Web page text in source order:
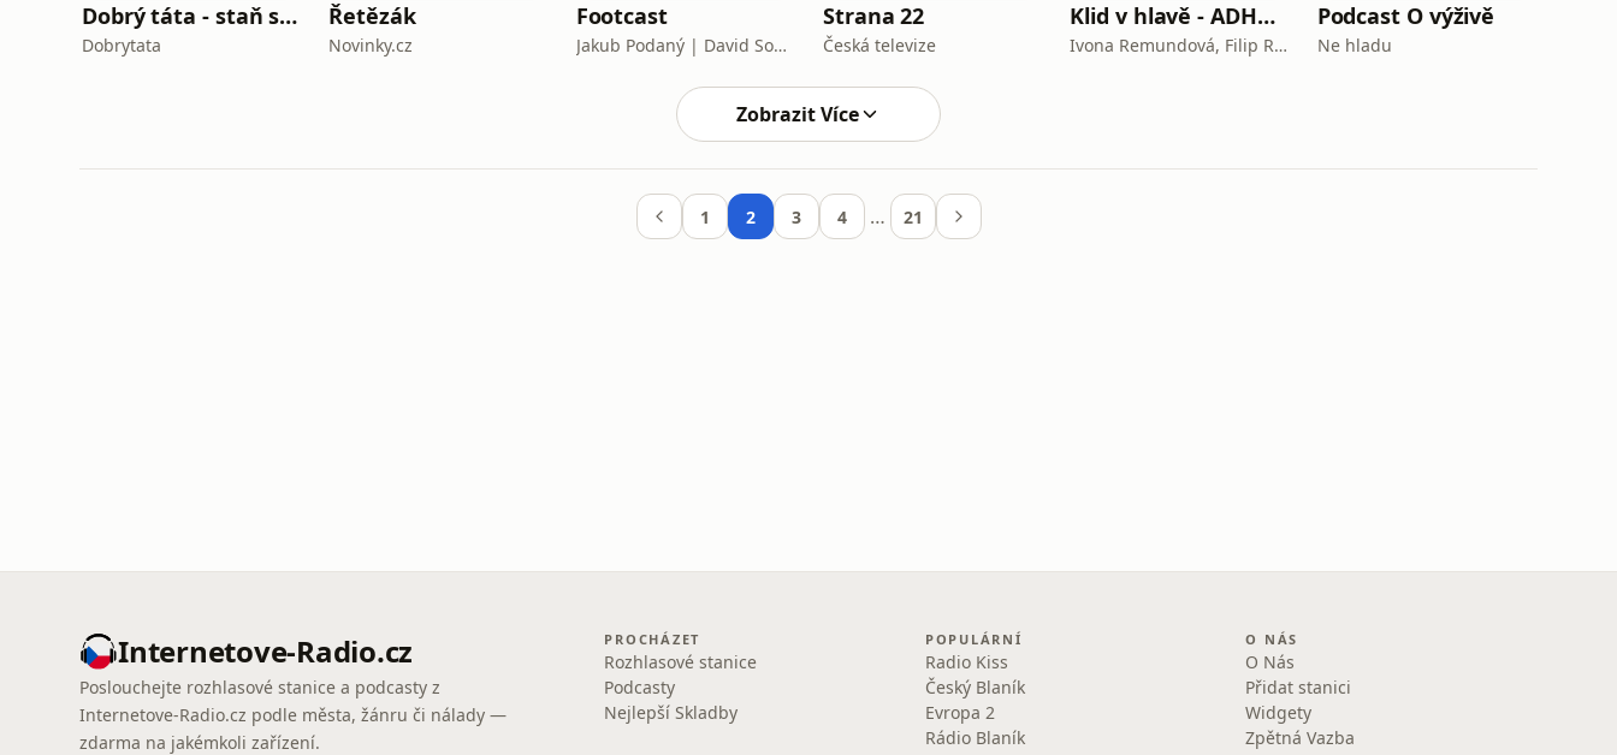
Dobrý táta - staň se tátou, kterého bys sám chtěl mít
Dobrytata
Řetězák
Novinky.cz
Footcast
Jakub Podaný | David Sobišek
Strana 22
Česká televize
Klid v hlavě - ADHD podcast
Ivona Remundová, Filip Remunda
Podcast O výživě
Ne hladu
Zobrazit Více
1 2 3 4 … 21
Internetove-Radio.cz
Poslouchejte rozhlasové stanice a podcasty z
Internetove-Radio.cz podle města, žánru či nálady —
zdarma na jakémkoli zařízení.
PROCHÁZET
Rozhlasové stanice
Podcasty
Nejlepší Skladby
POPULÁRNÍ
Radio Kiss
Český Blaník
Evropa 2
Rádio Blaník
O NÁS
O Nás
Přidat stanici
Widgety
Zpětná Vazba